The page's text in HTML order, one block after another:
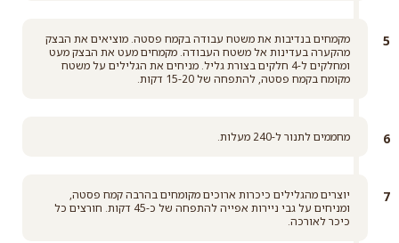
מקמחים בנדיבות את משטח עבודה בקמח פסטה. מוציאים את הבצק
מהקערה בעדינות אל משטח העבודה. מקמחים מעט את הבצק מעט
ומחלקים ל-4 חלקים בצורת גליל. מניחים את הגלילים על משטח
מקומח בקמח פסטה, להתפחה של 15-20 דקות.
מחממים לתנור ל-240 מעלות.
יוצרים מהגלילים כיכרות ארוכים מקומחים בהרבה קמח פסטה,
ומניחים על גבי ניירות אפייה להתפחה של כ-45 דקות. חורצים כל
כיכר לאורכה.